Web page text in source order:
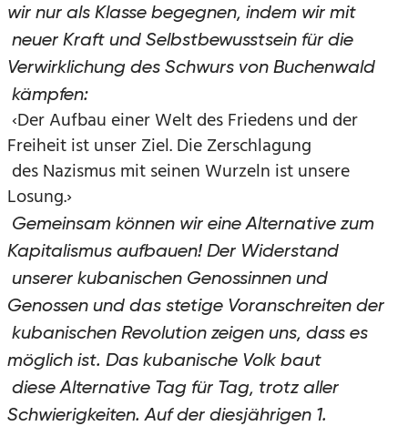
wir nur als Klasse begegnen, indem wir mit
neuer Kraft und Selbstbewusstsein für die
Verwirklichung des Schwurs von Buchenwald
kämpfen:
‹Der Aufbau einer Welt des Friedens und der
Freiheit ist unser Ziel. Die Zerschlagung
des Nazismus mit seinen Wurzeln ist unsere
Losung.›
Gemeinsam können wir eine Alternative zum
Kapitalismus aufbauen! Der Widerstand
unserer kubanischen Genossinnen und
Genossen und das stetige Voranschreiten der
kubanischen Revolution zeigen uns, dass es
möglich ist. Das kubanische Volk baut
diese Alternative Tag für Tag, trotz aller
Schwierigkeiten. Auf der diesjährigen 1.